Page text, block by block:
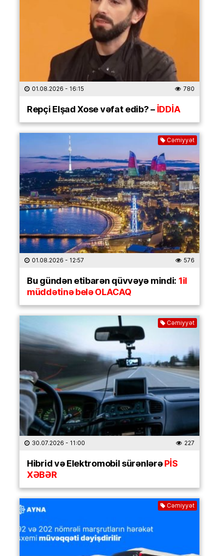
01.08.2026 - 16:15 780
Repçi Elşad Xose vəfat edib? –İDDİA
Cəmiyyət
01.08.2026 - 12:57 576
Bu gündən etibarən qüvvəyə mindi: 1il
müddətinə belə OLACAQ
Cəmiyyət
30.07.2026 - 11:00 227
Hibrid və Elektromobil sürənlərəPİS
XƏBƏR
Cəmiyyət